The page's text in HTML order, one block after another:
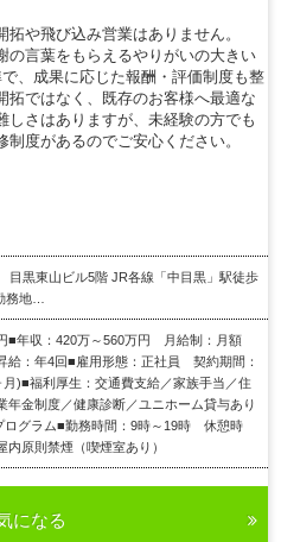
や飛び込み営業はありません。
の言葉をもらえるやりがいの大きい
、成果に応じた報酬・評価制度も整
拓ではなく、既存のお客様へ最適な
しさはありますが、未経験の方でも
度があるのでご安心ください。
目黒東山ビル5階 JR各線「中目黒」駅徒歩
務地…
■年収：420万～560万円 月給制：月額
：年4回■雇用形態：正社員 契約期間：
)■福利厚生：交通費支給／家族手当／住
年金制度／健康診断／ユニホーム貸与あり
ログラム■勤務時間：9時～19時 休憩時
原則禁煙（喫煙室あり）
になる